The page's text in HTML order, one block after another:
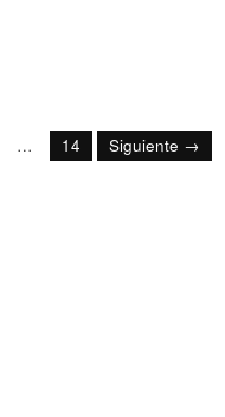
… 14 Siguiente →